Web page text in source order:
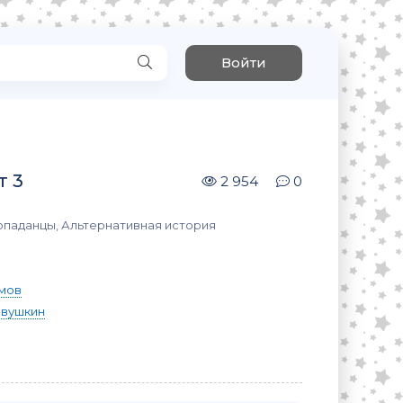
Войти
3 2 954 0
Альтернативная история